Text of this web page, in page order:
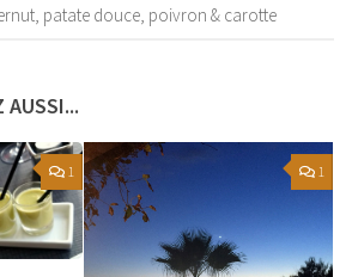
patate douce, poivron & carotte
AUSSI...
1 1